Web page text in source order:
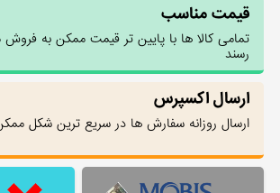
قیمت مناسب
تمامی کالا ها با پایین تر قیمت ممکن به
رسند
ارسال اکسپرس
ارسال روزانه سفارش ها در سریع ترین شکل